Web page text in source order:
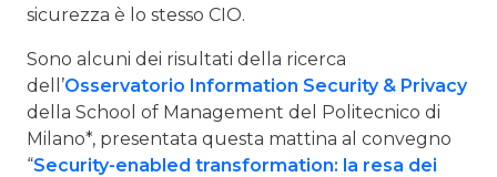
sicurezza è lo stesso CIO.
Sono alcuni dei risultati della ricerca
dell’Osservatorio Information Security & Privacy
della School of Management del Politecnico di
Milano*, presentata questa mattina al convegno
“Security-enabled transformation: la resa dei